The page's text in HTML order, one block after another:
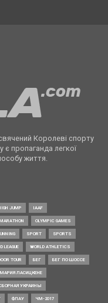
Королеві спорту
є пропаганда легкої
життя.
JUMP IAAF
MARATHON OLYMPIC GAMES
SPORT SPORTS
LEAGUE WORLD ATHLETICS
TOUR БЕГ БЕГ ПО ШОССЕ
МАРИЯ ЛАСИЦКЕНЕ
УКРАИНЫ
ФЛАУ ЧМ-2017